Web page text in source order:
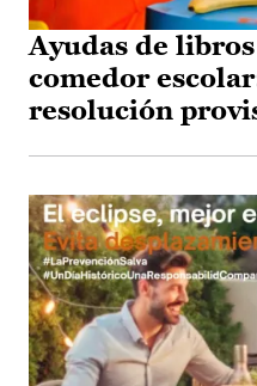
Ayudas de
comedor
resolución